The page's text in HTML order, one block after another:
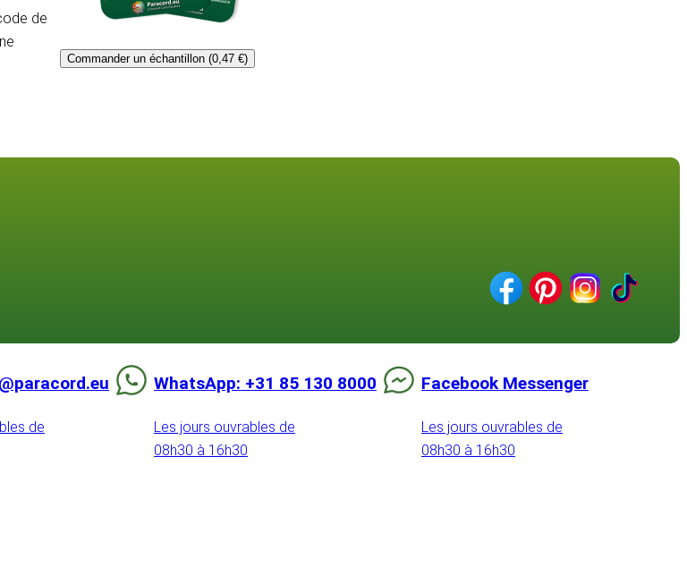
de
Commander un échantillon (0,47 €)
de
WhatsApp: +31 85 130 8000
Les jours ouvrables de
08h30 à 16h30
Facebook Messenger
Les jours ouvrables de
08h30 à 16h30